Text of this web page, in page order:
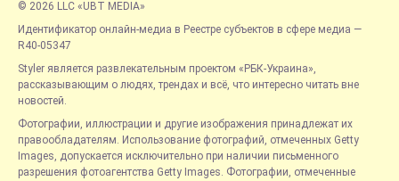
© 2026 LLC «UBT MEDIA»
Идентификатор онлайн-медиа в Реестре субъектов в сфере медиа —
R40-05347
Styler является развлекательным проектом «РБК-Украина»,
рассказывающим о людях, трендах и всё, что интересно читать вне
новостей.
Фотографии, иллюстрации и другие изображения принадлежат их
правообладателям. Использование фотографий, отмеченных Getty
Images, допускается исключительно при наличии письменного
разрешения фотоагентства Getty Images. Фотографии, отмеченные